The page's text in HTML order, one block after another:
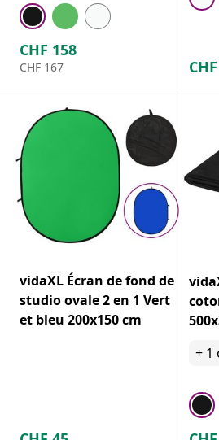
CHF 158
CHF 167 CHF
vidaXL Écran de fond de
studio ovale 2 en 1 Vert
et bleu 200x150 cm
+ 1